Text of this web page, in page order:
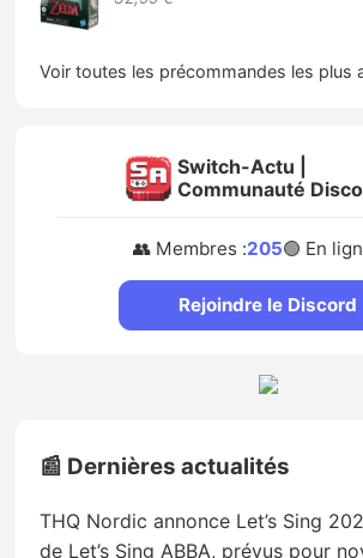
Voir toutes les précommandes les plus
Switch-Actu |
Communauté
👥 Membres :205🟢 En
Rejoindre le Discord
📰 Dernières actualités
THQ Nordic annonce Let’s Sing
de Let’s Sing ABBA, prévus pour